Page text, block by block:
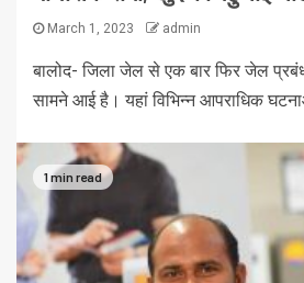
March 1, 2023 admin
बालोद- जिला जेल से एक बार फिर जेल
सामने आई है। यहां विभिन्न आपराधिक
1 min read